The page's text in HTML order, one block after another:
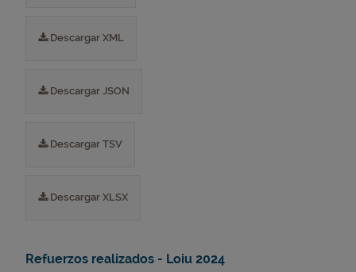
Descargar XML
Descargar JSON
Descargar TSV
Descargar XLSX
Refuerzos realizados - Loiu 2024